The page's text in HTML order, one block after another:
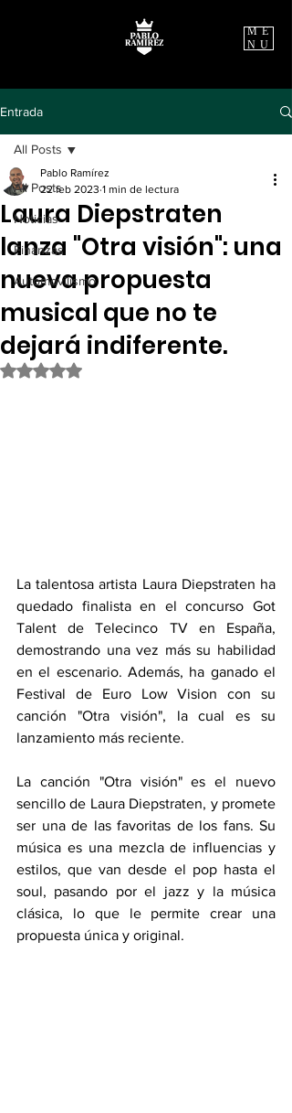
ME
NU
Entrada
All Posts
Noticias
Finanzas
Automovilismo
All Posts
Laura Diepstraten
lanza "Otra visión": una
nueva propuesta
musical que no te
dejará indiferente.
Pablo Ramírez
22 feb 2023 1 min de lectura
Obtuvo NaN de 5 estrellas.
La talentosa artista Laura Diepstraten ha
quedado finalista en el concurso Got
Talent de Telecinco TV en España,
demostrando una vez más su habilidad
en el escenario. Además, ha ganado el
Festival de Euro Low Vision con su
canción "Otra visión", la cual es su
lanzamiento más reciente.
La canción "Otra visión" es el nuevo
sencillo de Laura Diepstraten, y promete
ser una de las favoritas de los fans. Su
música es una mezcla de influencias y
estilos, que van desde el pop hasta el
soul, pasando por el jazz y la música
clásica, lo que le permite crear una
propuesta única y original.